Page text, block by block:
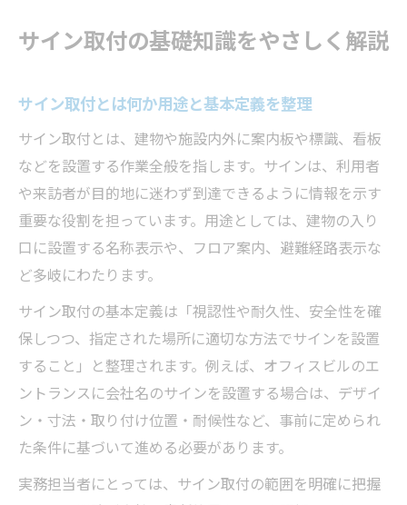
建築におけるサイン工事の全体像とは
建築現場でのサイン工事の全体の流れを解
サイン工事が内装工事に含まれるケースと
は
サイン工事と他の工事との関係性を理解す
る
サイン工事の進め方と関係部門の役割
サイン工事で注意すべき許可や条件につい
予算管理で押さえるサイン工事費用の考え方
サイン工事費用の内訳と予算の立て方を解
説
サイン工事費用に影響する要素と注意点
サイン工事の費用感を把握する実践的な方
予算管理で見落としがちなサイン費用の項
サイン取付の基礎知識をやさしく解説
サイン取付とは何か用途と基本定義を整理
サイン取付とは、建物や施設内外に案内板や標識、看板
などを設置する作業全般を指します。サインは、利用者
や来訪者が目的地に迷わず到達できるように情報を示す
重要な役割を担っています。用途としては、建物の入り
口に設置する名称表示や、フロア案内、避難経路表示な
ど多岐にわたります。
サイン取付の基本定義は「視認性や耐久性、安全性を確
保しつつ、指定された場所に適切な方法でサインを設置
すること」と整理されます。例えば、オフィスビルのエ
ントランスに会社名のサインを設置する場合は、デザイ
ン・寸法・取り付け位置・耐候性など、事前に定められ
た条件に基づいて進める必要があります。
実務担当者にとっては、サイン取付の範囲を明確に把握